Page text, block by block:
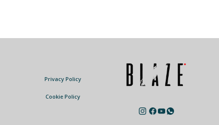
Privacy Policy
Cookie Policy